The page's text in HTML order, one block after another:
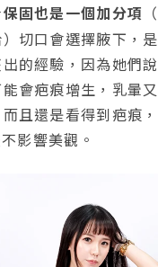
固也是一個加分項
切口會選擇腋下，
的經驗，因為她們
會疤痕增生，乳暈
且還是看得到疤痕
影響美觀。